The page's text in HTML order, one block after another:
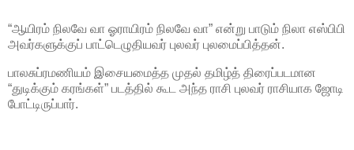
“ஆயிரம் நிலவே வா ஓராயிரம் நிலவே வா” என்று பாடும் நிலா எஸ்பிபி
அவர்களுக்குப் பாட்டெழுதியவர் புலவர் புலமைப்பித்தன்.
பாலசுப்ரமணியம் இசையமைத்த முதல் தமிழ்த் திரைப்படமான
“துடிக்கும் கரங்கள்” படத்தில் கூட அந்த ராசி புலவர் ராசியாக ஜோடி
போட்டிருப்பார்.